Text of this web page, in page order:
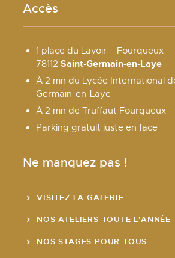
Accès
1 place du Lavoir – Fourqueux
78112Saint-Germain-en-Laye
À 2 mn du Lycée International
Germain-en-Laye
À 2 mn de Truffaut Fourqueux
Parking gratuit juste en face
Ne manquez pas !
VISITEZ LA GALERIE
NOS ATELIERS TOUTE L'ANNÉE
NOS STAGES POUR TOUS